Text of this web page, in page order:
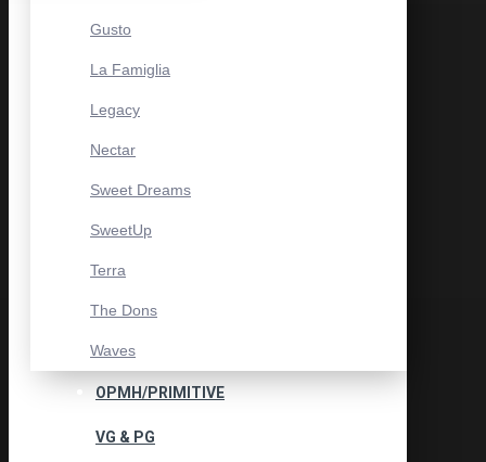
Gusto
La Famiglia
Legacy
Nectar
Sweet Dreams
SweetUp
Terra
The Dons
Waves
OPMH/PRIMITIVE
VG & PG